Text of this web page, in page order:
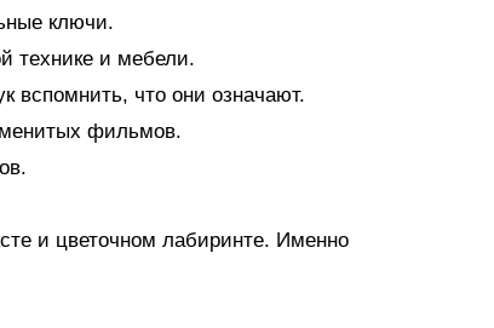
ключи.
технике и мебели.
вспомнить, что они означают.
фильмов.
и цветочном лабиринте. Именно